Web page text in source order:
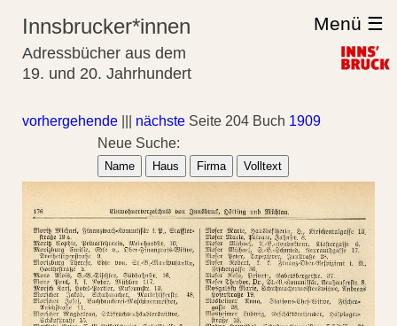
Innsbrucker*innen
Adressbücher aus dem
19. und 20. Jahrhundert
Menü ☰
vorhergehende nächste Seite 204 Buch 1909
Neue Suche:
Name Haus Firma Volltext